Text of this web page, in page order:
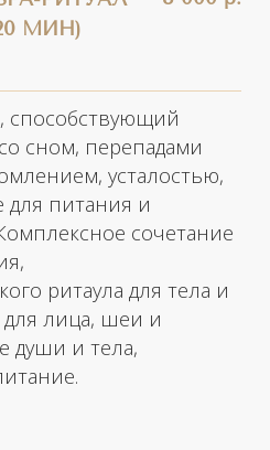
тела,
скрабом;
арома-
за лицом:
массаж по
крема,
ощущение
за курс.